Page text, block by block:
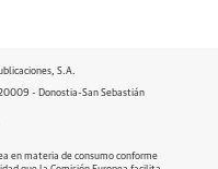
S.A.
- Donostia-San Sebastián
en materia de consumo conforme